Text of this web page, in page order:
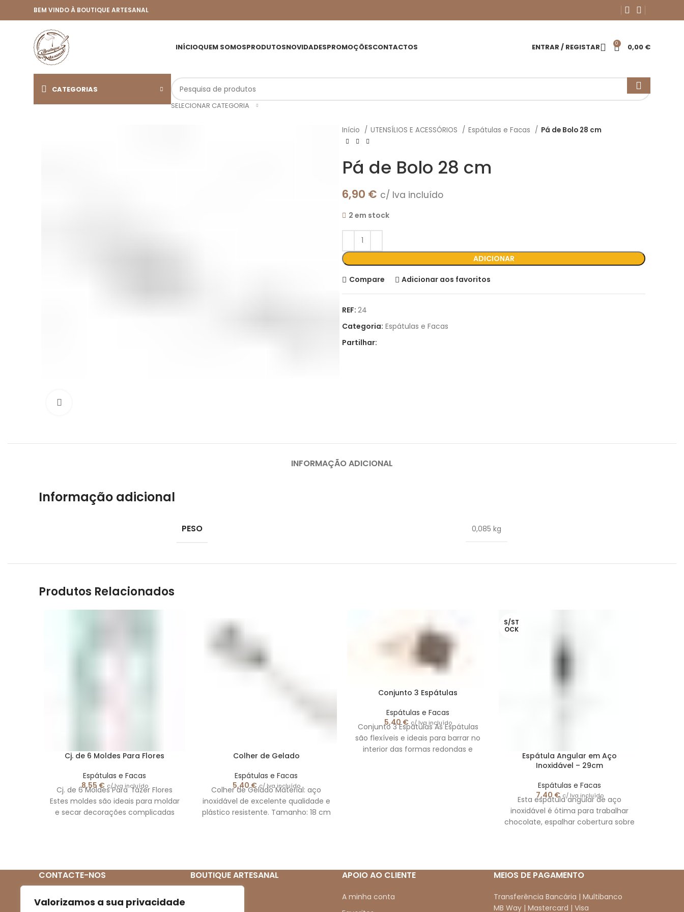
Valorizamos a sua privacidade
BEM VINDO À BOUTIQUE ARTESANAL
INÍCIOQUEM SOMOSPRODUTOSNOVIDADESPROMOÇÕESCONTACTOS ENTRAR / REGISTAR 0 0,00 €
CATEGORIAS
SELECIONAR CATEGORIA
Início UTENSÍLIOS E ACESSÓRIOS Espátulas e Facas Pá de Bolo 28 cm
Pá de Bolo 28 cm
6,90 € c/ Iva incluído
2 em stock
ADICIONAR
Compare Adicionar aos favoritos
REF: 24
Categoria: Espátulas e Facas
Partilhar:
INFORMAÇÃO ADICIONAL
Informação adicional
PESO 0,085 kg
Produtos Relacionados
Cj. de 6 Moldes Para Flores
Espátulas e Facas
8,55 € c/ Iva incluído
Cj. de 6 Moldes Para fazer Flores
Estes moldes são ideais para moldar
e secar decorações complicadas
Colher de Gelado
Espátulas e Facas
5,40€ c/ Iva incluído
Colher de Gelado Material: aço
inoxidável de excelente qualidade e
plástico resistente. Tamanho: 18 cm
Conjunto 3 Espátulas
Espátulas e Facas
5,40€ c/ Iva incluído
Conjunto 3 Espátulas As Espátulas
são flexíveis e ideais para barrar no
interior das formas redondas e
S/ST
OCK
Espátula Angular em Aço
Inoxidável – 29cm
Espátulas e Facas
7,40€ c/ Iva incluído
Esta espátula angular de aço
inoxidável é ótima para trabalhar
chocolate, espalhar cobertura sobre
CONTACTE-NOS
(+351) 939 272 831
BOUTIQUE ARTESANAL APOIO AO CLIENTE
A minha conta
MEIOS DE PAGAMENTO
Transferência Bancária | Multibanco
MB Way | Mastercard | Visa